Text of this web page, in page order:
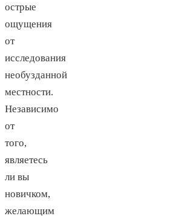
острые
ощущения
от
исследования
необузданной
местности.
Независимо
от
того,
являетесь
ли вы
новичком,
желающим